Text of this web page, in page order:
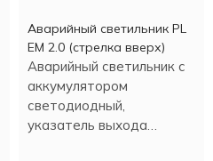
Аварийный светильник PL
EM 2.0 (стрелка вверх)
Аварийный светильник с
аккумулятором
светодиодный,
указатель выхода